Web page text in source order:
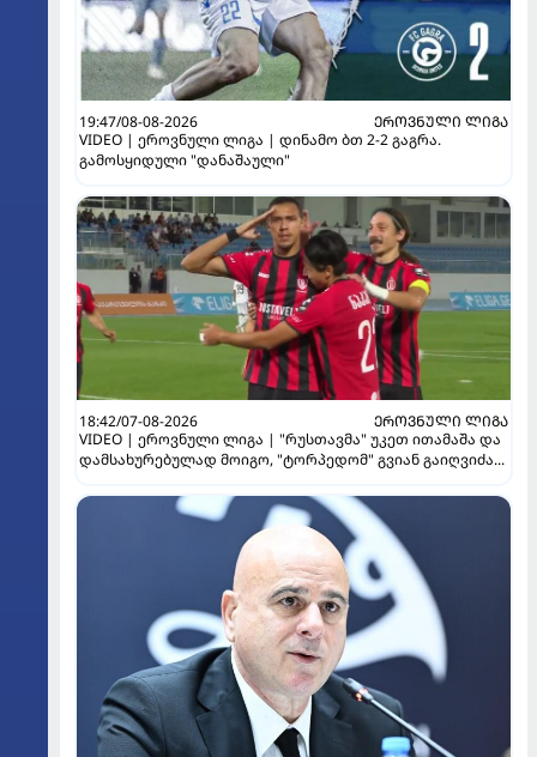
19:47/08-08-2026
ᲔᲠᲝᲕᲜᲣᲚᲘ ᲚᲘᲒᲐ
VIDEO | ეროვნული ლიგა | დინამო ბთ 2-2 გაგრა.
გამოსყიდული "დანაშაული"
18:42/07-08-2026
ᲔᲠᲝᲕᲜᲣᲚᲘ ᲚᲘᲒᲐ
VIDEO | ეროვნული ლიგა | "რუსთავმა" უკეთ ითამაშა და
დამსახურებულად მოიგო, "ტორპედომ" გვიან გაიღვიძა...